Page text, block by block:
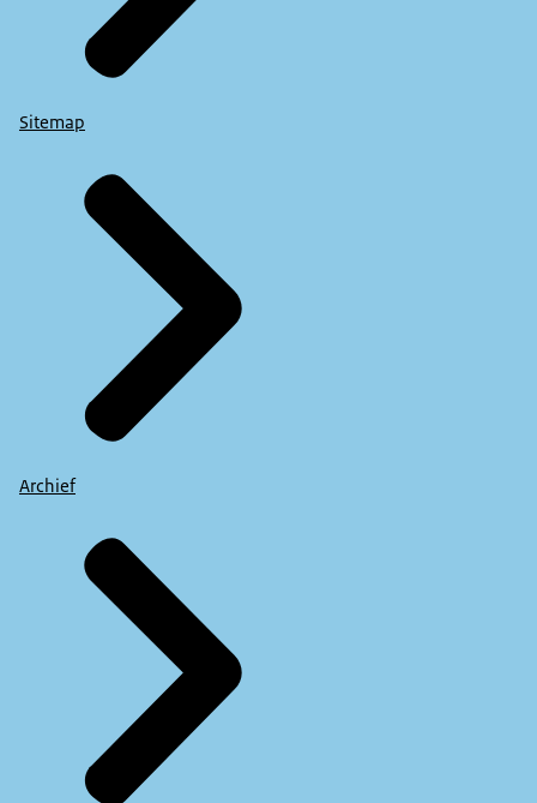
De tekst “Wanneer ga ik mijn asbestdak verwijderen?”
VOICE-OVER
Wanneer ga ik mijn asbestdak verwijderen?
BEELD
De schuur met het oranje dak komt in beeld. Het beeld
VOICE-OVER
Bepaal het beste moment voor jou om het asbestdak te
De man staat voor de schuur. Het dak is nu groen.
VOICE-OVER
Sitemap
Archief